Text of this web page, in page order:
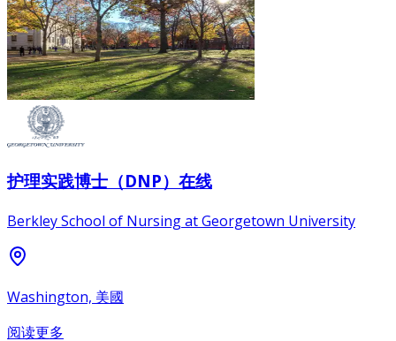
护理实践博士（DNP）在线
Berkley School of Nursing at Georgetown University
Washington, 美國
阅读更多